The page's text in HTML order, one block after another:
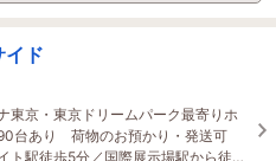
イド
東京・東京ドリームパーク最寄りホ
台あり 荷物のお預かり・発送可
ト駅徒歩5分／国際展示場駅から徒歩